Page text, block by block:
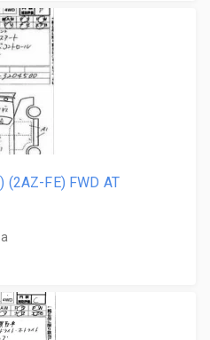
(2AZ-FE) FWD AT